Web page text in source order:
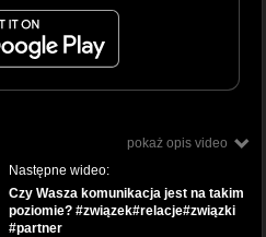
pokaż opis video
Następne wideo:
Czy Wasza komunikacja jest na takim
poziomie? #związek#relacje#związki
#partner